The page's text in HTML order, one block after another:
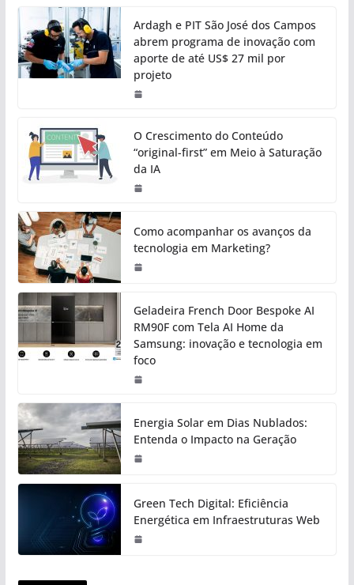
Ardagh e PIT São José dos Campos
abrem programa de inovação com
aporte de até US$ 27 mil por
projeto
O Crescimento do Conteúdo
“original-first” em Meio à Saturação
da IA
Como acompanhar os avanços da
tecnologia em Marketing?
Geladeira French Door Bespoke AI
RM90F com Tela AI Home da
Samsung: inovação e tecnologia em
foco
Energia Solar em Dias Nublados:
Entenda o Impacto na Geração
Green Tech Digital: Eficiência
Energética em Infraestruturas Web